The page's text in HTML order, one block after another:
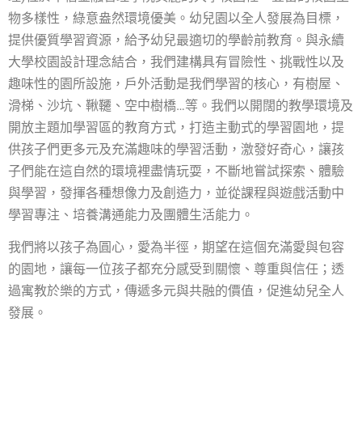
物多樣性，綠意盎然環境優美。幼兒園以全人發展為目標，
提供優質學習資源，給予幼兒最適切的學齡前教育。與永續
大學校園設計理念結合，我們建構具有冒險性、挑戰性以及
趣味性的園所設施，戶外活動是我們學習的核心，有樹屋、
滑梯、沙坑、鞦韆、空中樹橋…等。我們以開闊的教學環境及
開放主題加學習區的教育方式，打造主動式的學習園地，提
供孩子們更多元及充滿趣味的學習活動，激發好奇心，讓孩
子們能在這自然的環境裡盡情玩耍，不斷地嘗試探索、體驗
與學習，發揮各種想像力及創造力，並從課程與遊戲活動中
學習專注、培養溝通能力及團體生活能力。
我們將以孩子為圓心，愛為半徑，期望在這個充滿愛與包容
的園地，讓每一位孩子都充分感受到關懷、尊重與信任；透
過寓教於樂的方式，傳遞多元與共融的價值，促進幼兒全人
發展。